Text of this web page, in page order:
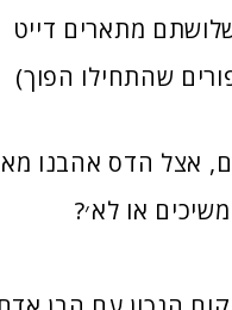
מתארים דייט
שהתחילו הפוך)
אצל הדס אהבנו
או לא׳?